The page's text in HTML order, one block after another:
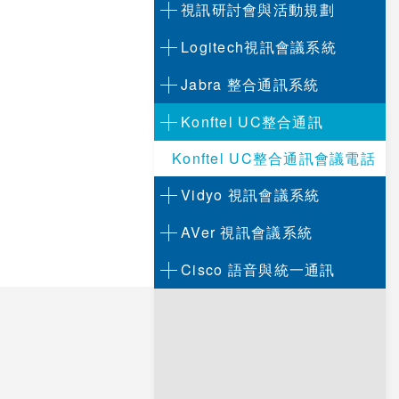
視訊研討會與活動規劃
Logitech視訊會議系統
Jabra 整合通訊系統
Konftel UC整合通訊
Konftel UC整合通訊會議電話
Vidyo 視訊會議系統
AVer 視訊會議系統
Cisco 語音與統一通訊